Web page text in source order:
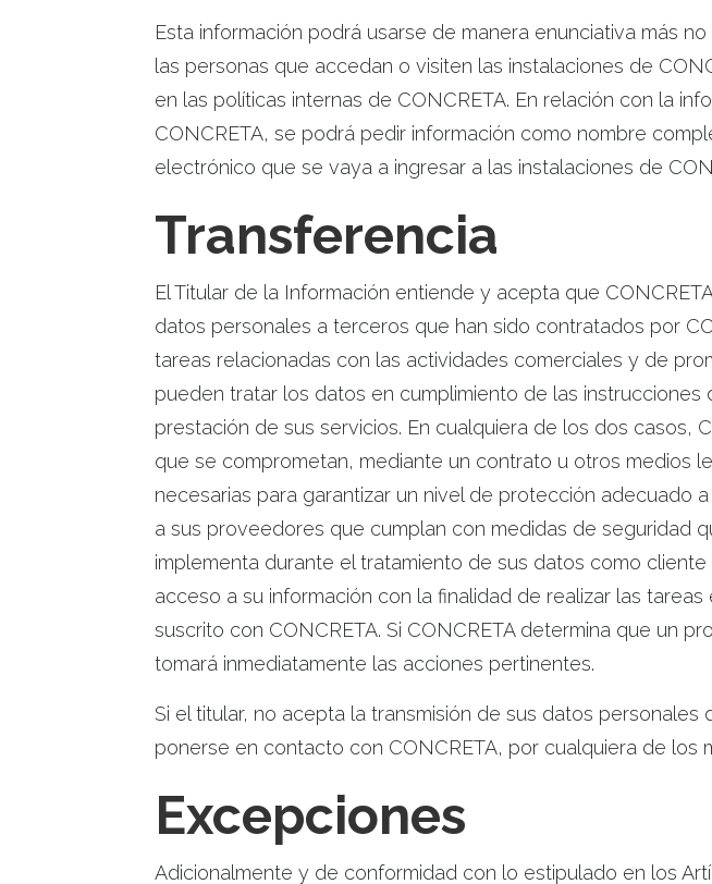
Esta información podrá usarse de manera enunciativa más
las personas que accedan o visiten las instalaciones de
en las políticas internas de CONCRETA. En relación con la
CONCRETA, se podrá pedir información como nombre
electrónico que se vaya a ingresar a las instalaciones de
Transferencia
El Titular de la Información entiende y acepta que
datos personales a terceros que han sido contratados por
tareas relacionadas con las actividades comerciales y de
pueden tratar los datos en cumplimiento de las
prestación de sus servicios. En cualquiera de los dos
que se comprometan, mediante un contrato u otros medios
necesarias para garantizar un nivel de protección adecuado
a sus proveedores que cumplan con medidas de seguridad
implementa durante el tratamiento de sus datos como
acceso a su información con la finalidad de realizar las
suscrito con CONCRETA. Si CONCRETA determina que un
tomará inmediatamente las acciones pertinentes.
Si el titular, no acepta la transmisión de sus datos
ponerse en contacto con CONCRETA, por cualquiera de los
Excepciones
Adicionalmente y de conformidad con lo estipulado en los